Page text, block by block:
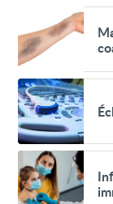
Maladies
héréditaires
des
facteurs
de
coagulation
Voir
Échographie
Voir
Infections
récurrentes
et